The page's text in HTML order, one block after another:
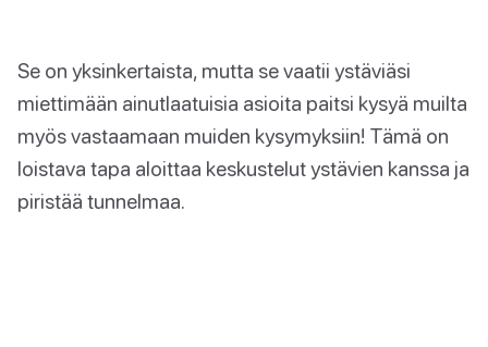
Se on yksinkertaista, mutta se vaatii ystäviäsi
miettimään ainutlaatuisia asioita paitsi kysyä muilta
myös vastaamaan muiden kysymyksiin! Tämä on
loistava tapa aloittaa keskustelut ystävien kanssa ja
piristää tunnelmaa.